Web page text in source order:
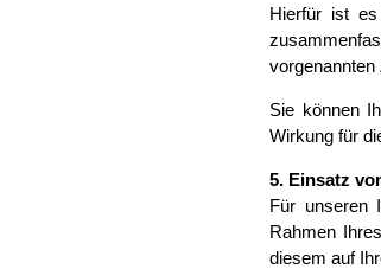
Hierfür ist
vorgenannten
Sie können
Wirkung für
5. Einsatz
Für unseren
Rahmen
diesem auf